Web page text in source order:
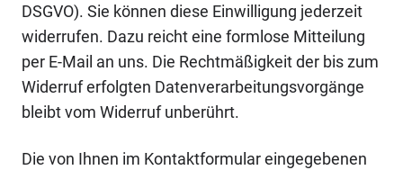
DSGVO). Sie können diese Einwilligung jederzeit
widerrufen. Dazu reicht eine formlose Mitteilung
per E-Mail an uns. Die Rechtmäßigkeit der bis zum
Widerruf erfolgten Datenverarbeitungsvorgänge
bleibt vom Widerruf unberührt.
Die von Ihnen im Kontaktformular eingegebenen